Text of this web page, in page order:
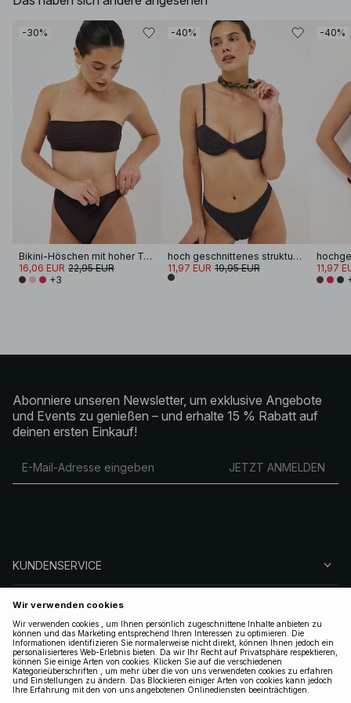
-30%
Bikini-Höschen mit hoher Taille
16,06 EUR 22,95 EUR
+3
-40%
hoch geschnittenes strukturiertes Bikini-Höschen
11,97 EUR 19,95 EUR
-40%
11,97
Abonniere unseren Newsletter, um exklusive Angebote
und Events zu genießen – und erhalte 15 % Rabatt auf
deinen ersten Einkauf!
JETZT ANMELDEN
KUNDENSERVICE
ÜBER NA-KD
FOLGEN SIE UNS
LEGAL